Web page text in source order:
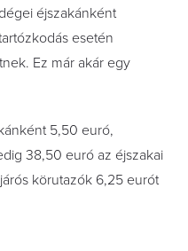
éjszakánként
esetén
Ez már akár egy
5,50 euró,
38,50 euró az éjszakai
körutazók 6,25 eurót